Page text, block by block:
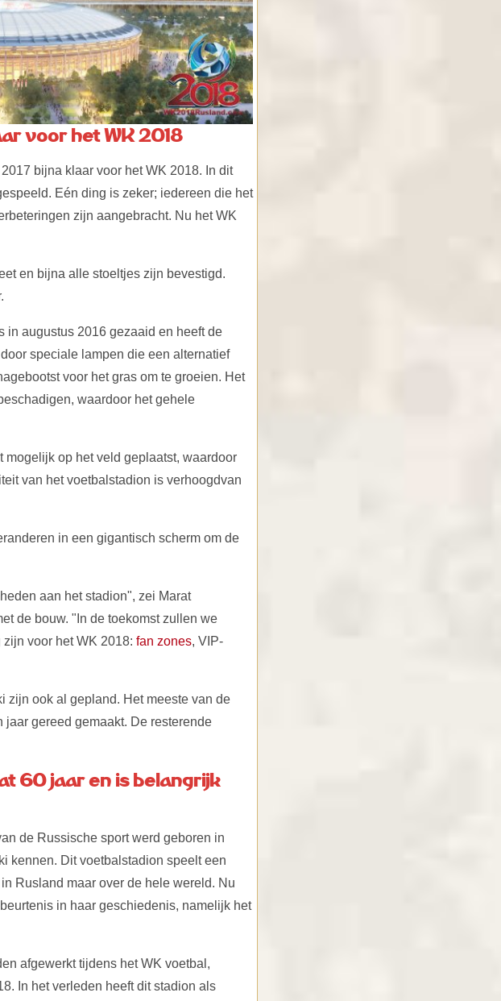
voor het WK 2018
bijna klaar voor het WK 2018. In dit
Eén ding is zeker; iedereen die het
zijn aangebracht. Nu het WK
en bijna alle stoeltjes zijn bevestigd.
in augustus 2016 gezaaid en heeft de
speciale lampen die een alternatief
voor het gras om te groeien. Het
waardoor het gehele
mogelijk op het veld geplaatst, waardoor
van het voetbalstadion is verhoogdvan
in een gigantisch scherm om de
aan het stadion", zei Marat
de bouw. "In de toekomst zullen we
voor het WK 2018: fan zones, VIP-
zijn ook al gepland. Het meeste van de
gereed gemaakt. De resterende
60 jaar en is belangrijk
de Russische sport werd geboren in
kennen. Dit voetbalstadion speelt een
Rusland maar over de hele wereld. Nu
in haar geschiedenis, namelijk het
afgewerkt tijdens het WK voetbal,
In het verleden heeft dit stadion als